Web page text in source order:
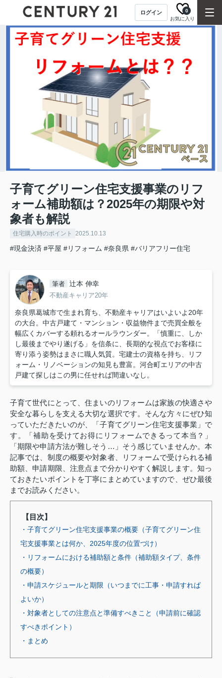
ログイン
お気に入り
0
子育てグリーン住宅支援事業のリフ
ォーム補助額は？2025年の期限や対
象者も解説
住宅購入時のポイント 2025.10.13
#現金決済 #平屋 #リフォーム #奈良県 #バリアフリー住宅
筆者 辻本 伸幸
不動産キャリア20年
奈良県葛城市で生まれ育ち、不動産キャリアはいよいよ20年
の大台。中古戸建て・マンション・収益物件まで売買全般を
幅広くカバーする頼れるオールラウンダー。「慎重に、しか
し最後までやり遂げる」を信条に、長期的な視点でお客様に
寄り添う姿勢はまさに職人気質。宅建士の資格を持ち、リフ
ォーム・リノベーションの知見も豊富。河合町エリアの中古
戸建て探しはこの男に任せれば間違いなし。
子育て世代にとって、住まいのリフォームは家族の快適さや
安全な暮らしを支える大切な選択です。そんな方々にぜひ知
っていただきたいのが、「子育てグリーン住宅支援事業」で
す。「補助を受けてお得にリフォームできるって本当？」
「期限や申請方法が難しそう…」そう感じていませんか。本
記事では、制度の概要や対象者、リフォームで受けられる補
助額、申請期限、注意点まで分かりやすく解説します。知っ
ておきたいポイントを丁寧にまとめていますので、ぜひ最後
までお読みください。
【目次】
・子育てグリーン住宅支援事業の概要（子育てグリーン住
宅支援事業とは何か、2025年度の位置づけ）
・リフォームにおける補助額と条件（補助額タイプ、条件
の概要）
・申請スケジュールと期限（いつまでに工事・申請すれば
よいか）
・対象者としての注意点と準備すべきこと（申請前に確認
すべきポイント）
・まとめ